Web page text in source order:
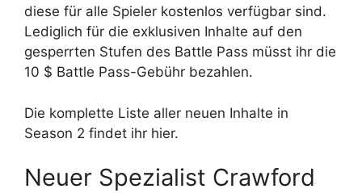
diese für alle Spieler kostenlos verfügbar sind.
Lediglich für die exklusiven Inhalte auf den
gesperrten Stufen des Battle Pass müsst ihr die
10 $ Battle Pass-Gebühr bezahlen.
Die komplette Liste aller neuen Inhalte in
Season 2 findet ihr hier.
Neuer Spezialist Crawford